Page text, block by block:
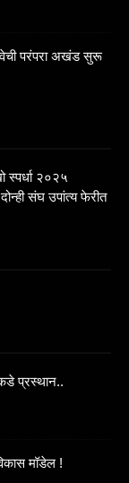
परंपरा अखंड सुरू
स्पर्धा २०२५
संघ उपांत्य फेरीत
प्रस्थान..
मॉडेल !